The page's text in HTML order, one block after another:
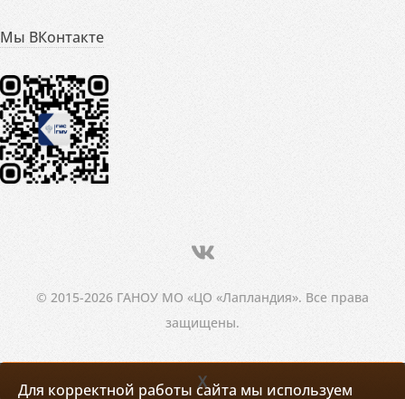
Мы ВКонтакте
© 2015-2026 ГАНОУ МО «ЦО «Лапландия». Все права
защищены.
Для корректной работы сайта мы используем
X